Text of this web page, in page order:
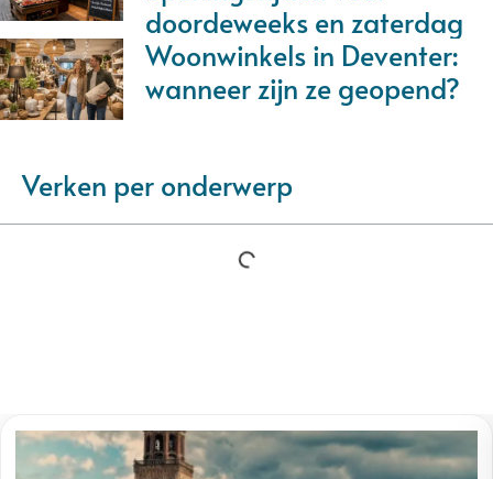
doordeweeks en zaterdag
Woonwinkels in Deventer:
wanneer zijn ze geopend?
Verken per onderwerp